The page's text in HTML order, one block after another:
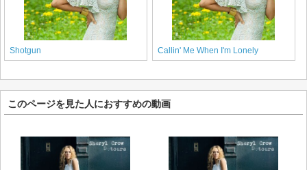
Shotgun Callin' Me When I'm Lonely
このページを見た人におすすめの動画